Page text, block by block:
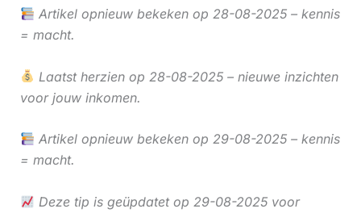
Artikel opnieuw bekeken op 28-08-2025 – kennis
= macht.
Laatst herzien op 28-08-2025 – nieuwe inzichten
voor jouw inkomen.
Artikel opnieuw bekeken op 29-08-2025 – kennis
= macht.
Deze tip is geüpdatet op 29-08-2025 voor